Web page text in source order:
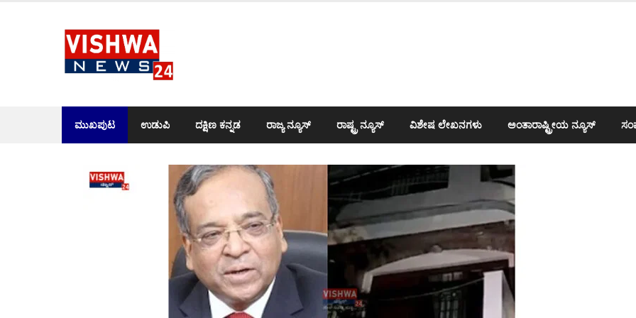
ಮುಖಪುಟ ಉಡುಪಿ ದಕ್ಷಿಣ ಕನ್ನಡ ರಾಜ್ಯ ನ್ಯೂಸ್ ರಾಷ್ಟ್ರ ನ್ಯೂಸ್ ವಿಶೇಷ ಲೇಖನಗಳು ಅಂತಾರಾಷ್ಟ್ರೀಯ ನ್ಯೂಸ್